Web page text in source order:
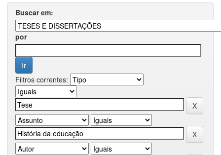
Buscar em:
por
Filtros correntes: